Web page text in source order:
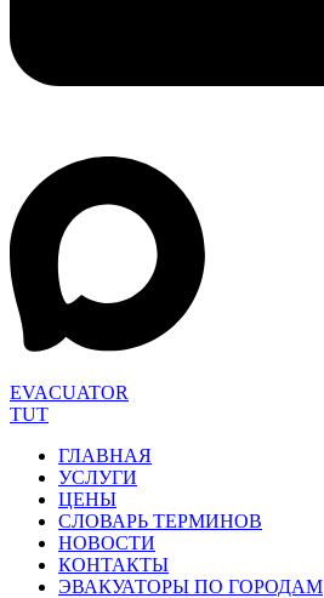
EVACUATOR
TUT
ГЛАВНАЯ
УСЛУГИ
ЦЕНЫ
СЛОВАРЬ ТЕРМИНОВ
НОВОСТИ
КОНТАКТЫ
ЭВАКУАТОРЫ ПО ГОРОДАМ